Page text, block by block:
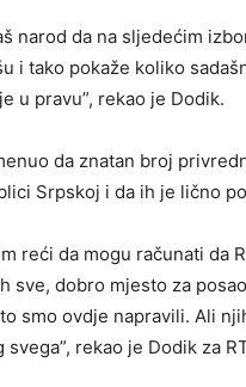
narod da na sljedećim
i tako pokaže koliko
u pravu”, rekao je Dodik.
da znatan broj
Srpskoj i da ih je lično
reći da mogu računati da
sve, dobro mjesto za
smo ovdje napravili. Ali
rekao je Dodik za